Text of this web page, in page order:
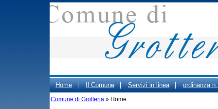
Home Il Comune Servizi in linea
ordinanza
ORARIO CIMITERO
Comune di Grotteria » Home